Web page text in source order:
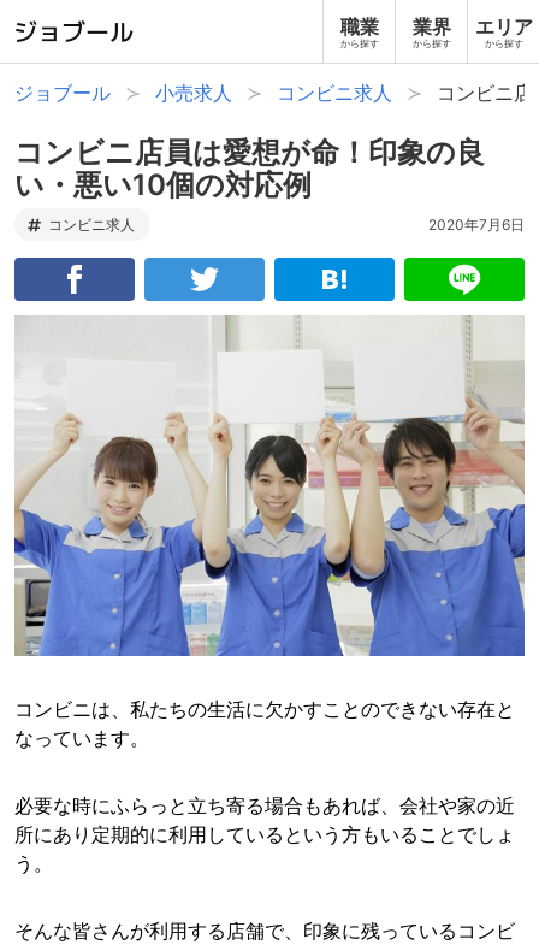
職業
から探す
業界
から探す
エリア
から探す
ジョブール 小売求人 コンビニ求人 コンビニ
コンビニ店員は愛想が命！印象の良
い・悪い10個の対応例
コンビニ求人 2020年7月6日
コンビニは、私たちの生活に欠かすことのできない存在と
なっています。
必要な時にふらっと立ち寄る場合もあれば、会社や家の近
所にあり定期的に利用しているという方もいることでしょ
う。
そんな皆さんが利用する店舗で、印象に残っているコンビ